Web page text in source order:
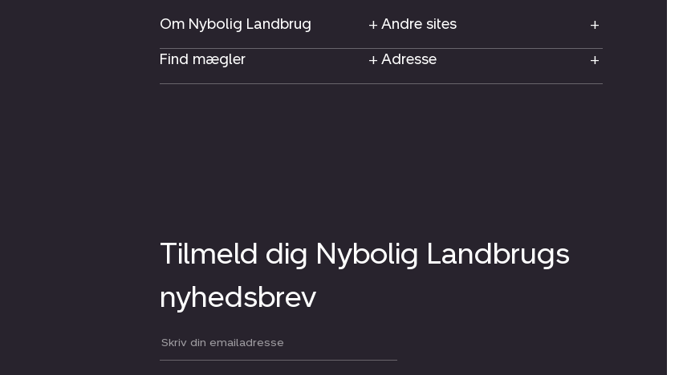
Om Nybolig Landbrug
Andre sites
Find mægler
Adresse
Tilmeld dig Nybolig Landbrugs
nyhedsbrev
Din email: